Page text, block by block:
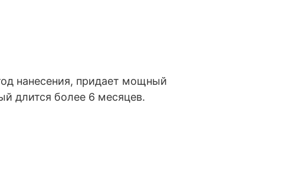
нанесения, ‎придает мощный
длится более 6 месяцев.‎